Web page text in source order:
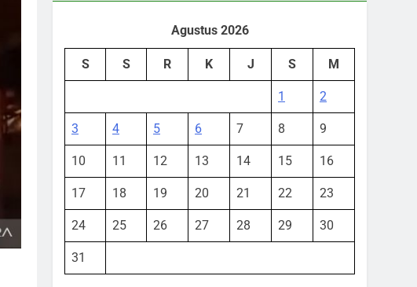
Agustus 2026
S S R K J S M
1 2
3 4 5 6 7 8 9
10 11 12 13 14 15 16
17 18 19 20 21 22 23
24 25 26 27 28 29 30
31